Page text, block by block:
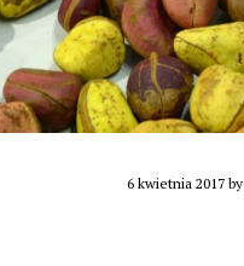
6 kwietnia 2017by